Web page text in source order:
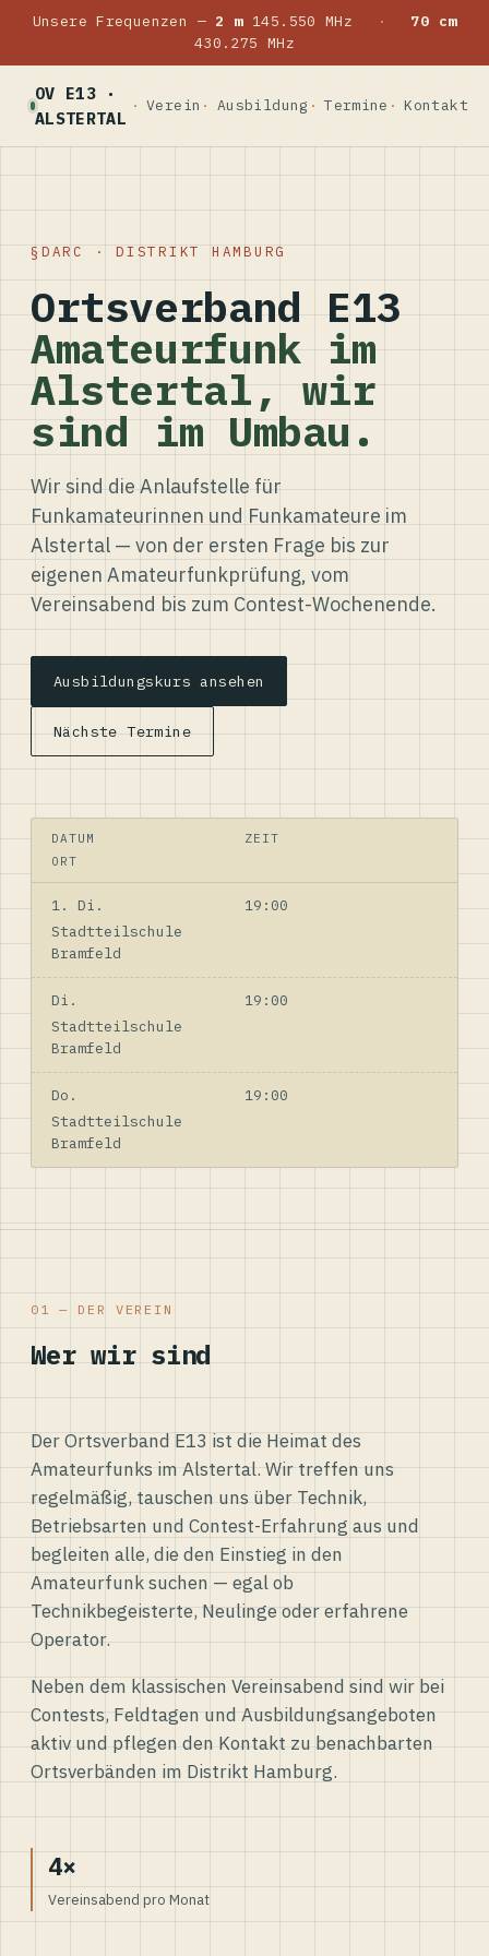
Unsere Frequenzen — 2 m145.550 MHz ·
70 cm
430.275 MHz
OV E13 ·
ALSTERTAL
Verein Ausbildung Termine Kontakt
DARC · DISTRIKT HAMBURG
Ortsverband E13
Amateurfunk im
Alstertal, wir
sind im Umbau.
Wir sind die Anlaufstelle für
Funkamateurinnen und Funkamateure im
Alstertal — von der ersten Frage bis zur
eigenen Amateurfunkprüfung, vom
Vereinsabend bis zum Contest-Wochenende.
Ausbildungskurs ansehen
Nächste Termine
DATUM
ZEIT
ORT
1. Di.
19:00
Stadtteilschule
Bramfeld
Di.
19:00
Stadtteilschule
Bramfeld
Do.
19:00
Stadtteilschule
Bramfeld
01 — DER VEREIN
Wer wir sind
Der Ortsverband E13 ist die Heimat des
Amateurfunks im Alstertal. Wir treffen uns
regelmäßig, tauschen uns über Technik,
Betriebsarten und Contest-Erfahrung aus und
begleiten alle, die den Einstieg in den
Amateurfunk suchen — egal ob
Technikbegeisterte, Neulinge oder erfahrene
Operator.
Neben dem klassischen Vereinsabend sind wir bei
Contests, Feldtagen und Ausbildungsangeboten
aktiv und pflegen den Kontakt zu benachbarten
Ortsverbänden im Distrikt Hamburg.
4×
Vereinsabend pro Monat